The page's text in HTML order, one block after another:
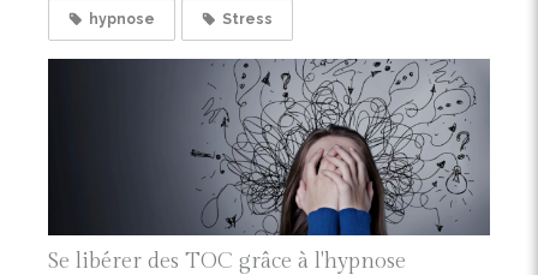
hypnose Stress
Se libérer des TOC grâce à l'hypnose